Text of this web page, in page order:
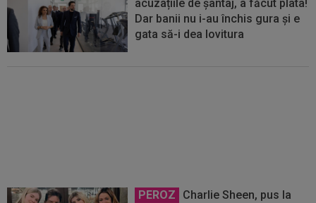
acuzațiile de șantaj, a făcut plata!
Dar banii nu i-au închis gura și e
gata să-i dea lovitura
PEROZ
Charlie Sheen, pus la